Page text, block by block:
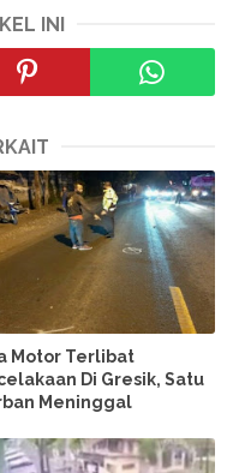
INI
Motor Terlibat
Di Gresik, Satu
Meninggal